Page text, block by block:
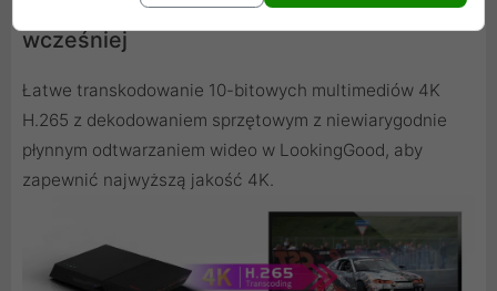
Bardziej wydajny niż kiedykolwiek
wcześniej
Łatwe transkodowanie 10-bitowych multimediów 4K
H.265 z dekodowaniem sprzętowym z niewiarygodnie
płynnym odtwarzaniem wideo w LookingGood, aby
zapewnić najwyższą jakość 4K.